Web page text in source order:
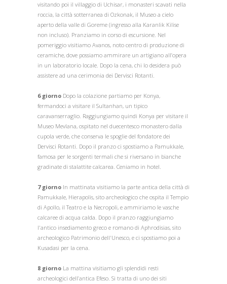
visitando poi il villaggio di Uchisar, i monasteri scavati nella
roccia, la città sotterranea di Ozkonak, il Museo a cielo
aperto della valle di Goreme (ingresso alla Karanlik Kilise
non incluso). Pranziamo in corso di escursione. Nel
pomeriggio visitiamo Avanos, noto centro di produzione di
ceramiche, dove possiamo ammirare un artigiano all’opera
in un laboratorio locale. Dopo la cena, chi lo desidera può
assistere ad una cerimonia dei Dervisci Rotanti.
6 giorno Dopo la colazione partiamo per Konya,
fermandoci a visitare il Sultanhan, un tipico
caravanserraglio. Raggiungiamo quindi Konya per visitare il
Museo Mevlana, ospitato nel duecentesco monastero dalla
cupola verde, che conserva le spoglie del fondatore dei
Dervisci Rotanti. Dopo il pranzo ci spostiamo a Pamukkale,
famosa per le sorgenti termali che si riversano in bianche
gradinate di stalattite calcarea. Ceniamo in hotel.
7 giorno In mattinata visitiamo la parte antica della città di
Pamukkale, Hierapolis, sito archeologico che ospita il Tempio
di Apollo, il Teatro e la Necropoli, e ammiriamo le vasche
calcaree di acqua calda. Dopo il pranzo raggiungiamo
l'antico insediamento greco e romano di Aphrodisias, sito
archeologico Patrimonio dell'Unesco, e ci spostiamo poi a
Kusadasi per la cena.
8 giorno La mattina visitiamo gli splendidi resti
archeologici dell’antica Efeso. Si tratta di uno dei siti